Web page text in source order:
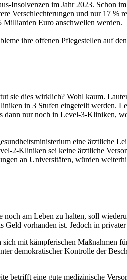
Insolvenzen im Jahr 2023. Schon
Verschlechterungen und nur 17 %
Milliarden Euro anschwellen werden.
ihre offenen Pflegestellen auf
sie dies wirklich? Wohl kaum.
in 3 Stufen eingeteilt werden.
nur noch in Level-3-Kliniken,
eine ärztliche
Kliniken sei keine ärztliche
an Universitäten, würden
am Leben zu halten, soll
Geld vorhanden ist. Jedoch in
mit kämpferischen Maßnahmen
demokratischer Kontrolle der
eine gute medizinische